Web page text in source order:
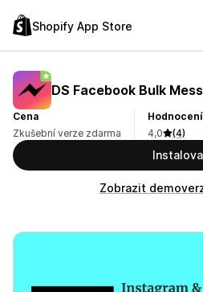
Shopify App Store
DS Facebook Bulk
Cena
Zkušební verze zdarma
Hodnocení
4,0
(4)
Zobrazit